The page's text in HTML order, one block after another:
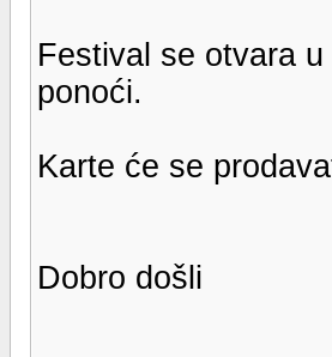
Festival se otvara
ponoći.
Karte će se
Dobro došli